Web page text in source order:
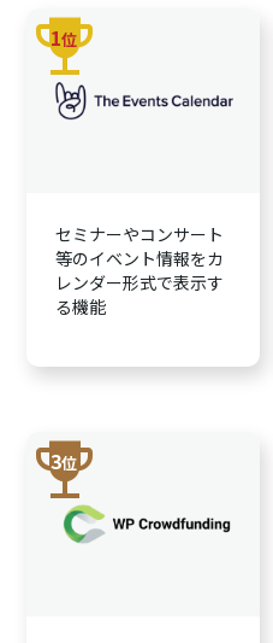
trophy
1位
セミナーやコンサート
等のイベント情報をカ
レンダー形式で表示す
る機能
trophy
3位